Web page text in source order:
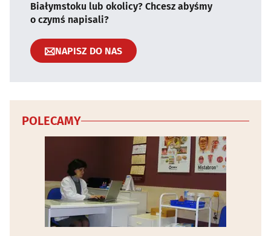
Białymstoku lub okolicy? Chcesz abyśmy
o czymś napisali?
NAPISZ DO NAS
POLECAMY